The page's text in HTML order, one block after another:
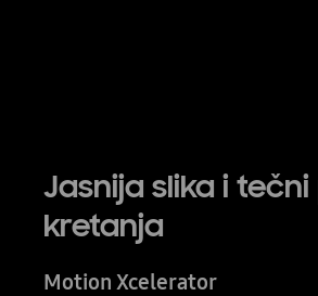
Jasnija slika i
kretanja
Motion Xcelerator